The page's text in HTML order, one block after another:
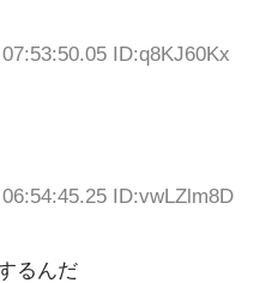
ID:q8KJ60Kx
ID:vwLZlm8D
るんだ